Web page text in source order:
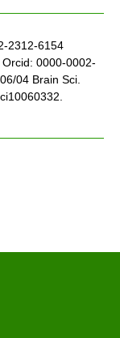
2312-6154
0000-0002-
04 Brain Sci.